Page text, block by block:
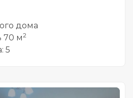
дома
70 м2
5